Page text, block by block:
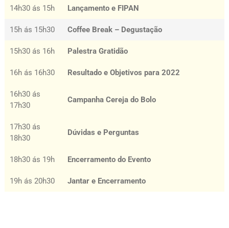
14h30 ás 15h Lançamento e FIPAN
15h ás 15h30 Coffee Break – Degustação
15h30 ás 16h Palestra Gratidão
16h ás 16h30 Resultado e Objetivos para 2022
16h30 ás
17h30
Campanha Cereja do Bolo
17h30 ás
18h30
Dúvidas e Perguntas
18h30 ás 19h Encerramento do Evento
19h ás 20h30 Jantar e Encerramento